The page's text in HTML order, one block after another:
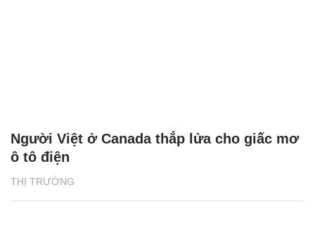
THỊ TRƯỜNG
Người Việt ở Canada thắp lửa cho giấc mơ
ô tô điện